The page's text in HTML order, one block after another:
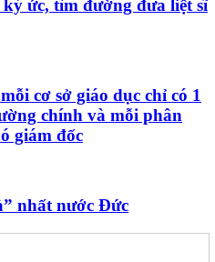
ức, tìm đường đưa liệt sĩ
cơ sở giáo dục chỉ có 1
chính và mỗi phân
giám đốc
nhất nước Đức